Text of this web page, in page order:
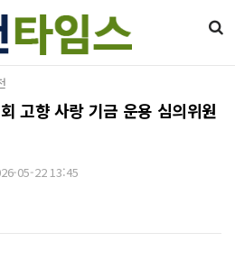
고향 사랑 기금 운용 심의위원
05-22 13:45